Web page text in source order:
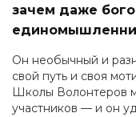
зачем даже
Он необычный и
свой путь и своя
Школы Волонтеров
участников — и он